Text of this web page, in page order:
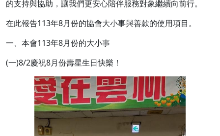
的支持與協助，讓我們更安心陪伴服務對象繼續向前行。
在此報告113年8月份的協會大小事與善款的使用項目。
一、本會113年8月份的大小事
(一)8/2慶祝8月份壽星生日快樂！